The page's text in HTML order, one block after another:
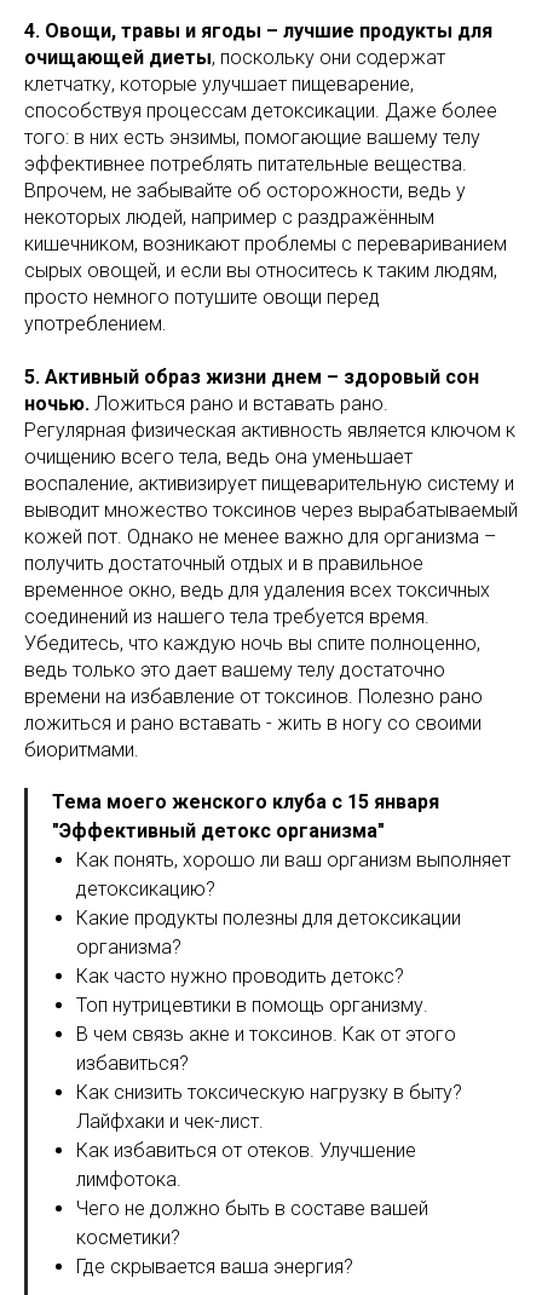
4. Овощи, травы и ягоды – лучшие продукты для
очищающей диеты, поскольку они содержат
клетчатку, которые улучшает пищеварение,
способствуя процессам детоксикации. Даже более
того: в них есть энзимы, помогающие вашему телу
эффективнее потреблять питательные вещества.
Впрочем, не забывайте об осторожности, ведь у
некоторых людей, например с раздражённым
кишечником, возникают проблемы с перевариванием
сырых овощей, и если вы относитесь к таким людям,
просто немного потушите овощи перед
употреблением.
5. Активный образ жизни днем – здоровый сон
ночью. Ложиться рано и вставать рано.
Регулярная физическая активность является ключом к
очищению всего тела, ведь она уменьшает
воспаление, активизирует пищеварительную систему и
выводит множество токсинов через вырабатываемый
кожей пот. Однако не менее важно для организма –
получить достаточный отдых и в правильное
временное окно, ведь для удаления всех токсичных
соединений из нашего тела требуется время.
Убедитесь, что каждую ночь вы спите полноценно,
ведь только это дает вашему телу достаточно
времени на избавление от токсинов. Полезно рано
ложиться и рано вставать - жить в ногу со своими
биоритмами.
Тема моего женского клуба с 15 января
"Эффективный детокс организма"
Как понять, хорошо ли ваш организм выполняет
детоксикацию?
Какие продукты полезны для детоксикации
организма?
Как часто нужно проводить детокс?
Топ нутрицевтики в помощь организму.
В чем связь акне и токсинов. Как от этого
избавиться?
Как снизить токсическую нагрузку в быту?
Лайфхаки и чек-лист.
Как избавиться от отеков. Улучшение
лимфотока.
Чего не должно быть в составе вашей
косметики?
Где скрывается ваша энергия?